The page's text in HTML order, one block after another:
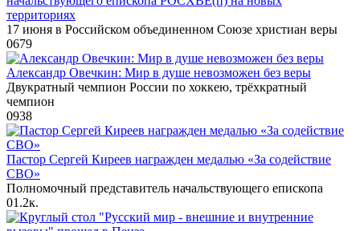
территориях
17 июня в Российском объединенном Союзе христиан веры
0679
Александр Овечкин: Мир в душе невозможен без веры
Двукратный чемпион России по хоккею, трёхкратный
чемпион
0938
Пастор Сергей Киреев награжден медалью «За содействие
СВО»
Полномочный представитель начальствующего епископа
01.2к.